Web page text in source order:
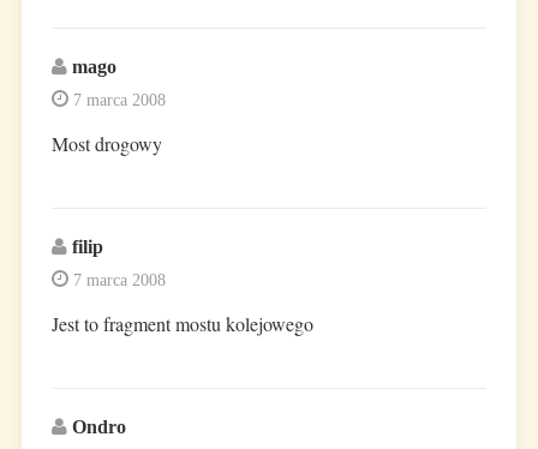
mago
7 marca 2008
Most drogowy
filip
7 marca 2008
Jest to fragment mostu kolejowego
Ondro